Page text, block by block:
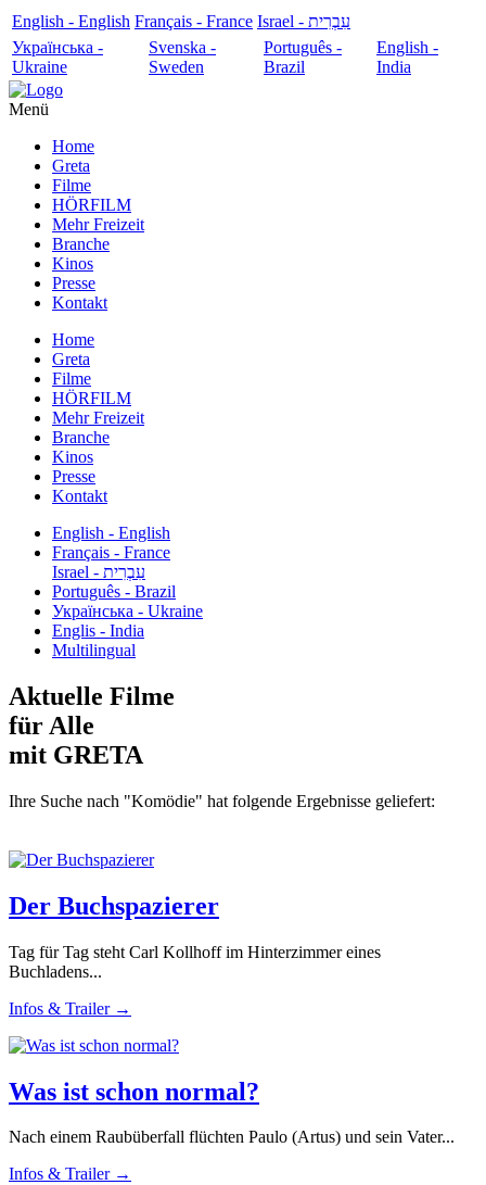
English - English Français - France
עִבְרִית - Israel
Українська -
Ukraine
Svenska -
Sweden
Português -
Brazil
English -
India
Menü
Home
Greta
Filme
HÖRFILM
Mehr Freizeit
Branche
Kinos
Presse
Kontakt
Home
Greta
Filme
HÖRFILM
Mehr Freizeit
Branche
Kinos
Presse
Kontakt
English - English
Français - France
עִבְרִית - Israel
Português - Brazil
Українська - Ukraine
Englis - India
Multilingual
Aktuelle Filme
für Alle
mit GRETA
Ihre Suche nach "Komödie" hat folgende Ergebnisse geliefert:
Der Buchspazierer
Tag für Tag steht Carl Kollhoff im Hinterzimmer eines
Buchladens...
Infos & Trailer →
Was ist schon normal?
Nach einem Raubüberfall flüchten Paulo (Artus) und sein Vater...
Infos & Trailer →